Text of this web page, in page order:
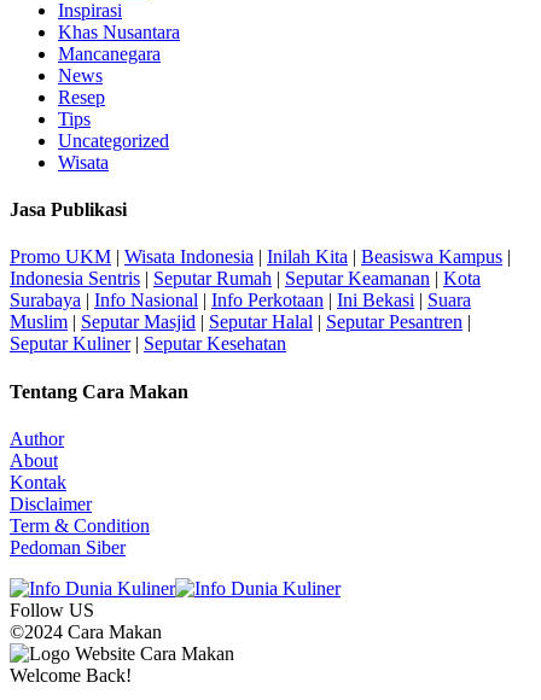
Inspirasi
Khas Nusantara
Mancanegara
News
Resep
Tips
Uncategorized
Wisata
Jasa Publikasi
Promo UKM | Wisata Indonesia | Inilah Kita | Beasiswa Kampus |
Indonesia Sentris | Seputar Rumah | Seputar Keamanan | Kota
Surabaya | Info Nasional | Info Perkotaan | Ini Bekasi | Suara
Muslim | Seputar Masjid | Seputar Halal | Seputar Pesantren |
Seputar Kuliner| Seputar Kesehatan
Tentang Cara Makan
Author
About
Kontak
Disclaimer
Term & Condition
Pedoman Siber
Follow US
©2024 Cara Makan
Welcome Back!